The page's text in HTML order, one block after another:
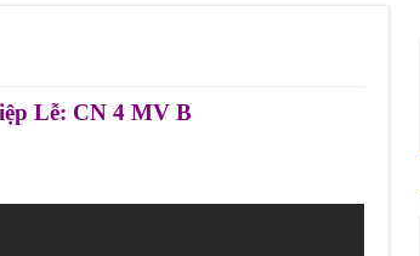
Lễ: CN 4 MV B